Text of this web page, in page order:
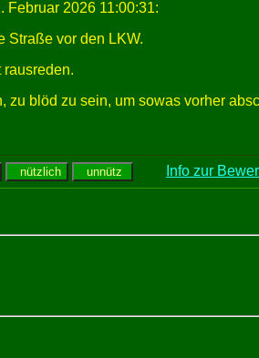
Februar 2026 11:00:31:
Straße vor den LKW.
rausreden.
blöd zu sein, um sowas vorher
Info zur